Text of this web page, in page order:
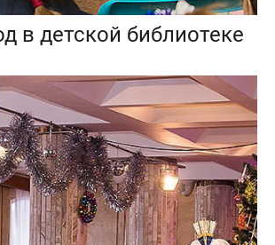
в детской библиотеке